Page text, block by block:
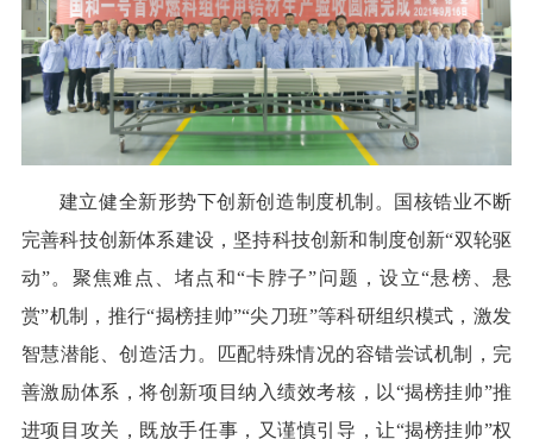
建立健全新形势下创新创造制度机制。国核锆业不断
完善科技创新体系建设，坚持科技创新和制度创新“双轮驱
动”。聚焦难点、堵点和“卡脖子”问题，设立“悬榜、悬
赏”机制，推行“揭榜挂帅”“尖刀班”等科研组织模式，激发
智慧潜能、创造活力。匹配特殊情况的容错尝试机制，完
善激励体系，将创新项目纳入绩效考核，以“揭榜挂帅”推
进项目攻关，既放手任事，又谨慎引导，让“揭榜挂帅”权